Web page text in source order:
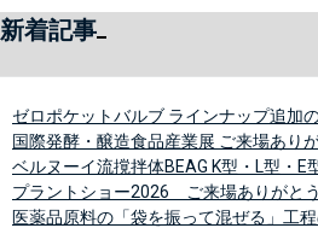
新着記事
ゼロポケットバルブ ラインナップ追加
国際発酵・醸造食品産業展 ご来場あり
ベルヌーイ流撹拌体BEAG K型・L型・E
プラントショー2026 ご来場ありがと
医薬品原料の「袋を振って混ぜる」工